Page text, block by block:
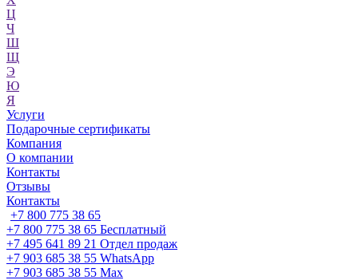
Ц
Ч
Ш
Щ
Э
Ю
Я
Услуги
Подарочные сертификаты
Компания
О компании
Контакты
Отзывы
Контакты
+7 800 775 38 65
+7 800 775 38 65 Бесплатный
+7 495 641 89 21 Отдел продаж
+7 903 685 38 55 WhatsApp
+7 903 685 38 55 Max